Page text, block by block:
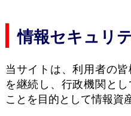
情報セキュリ
当サイトは、利用者の
を継続し、行政機関と
ことを目的として情報資